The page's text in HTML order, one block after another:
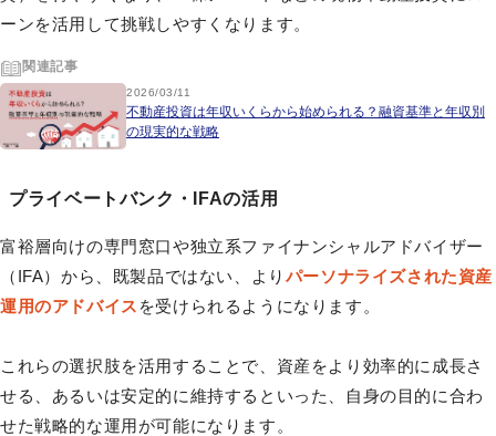
ーンを活用して挑戦しやすくなります。
関連記事
2026/03/11
不動産投資は年収いくらから始められる？融資基準と年収別
の現実的な戦略
プライベートバンク・IFAの活用
富裕層向けの専門窓口や独立系ファイナンシャルアドバイザー
（IFA）から、既製品ではない、より パーソナライズされた資産
運用のアドバイス を受けられるようになります。
これらの選択肢を活用することで、資産をより効率的に成長さ
せる、あるいは安定的に維持するといった、自身の目的に合わ
せた戦略的な運用が可能になります。